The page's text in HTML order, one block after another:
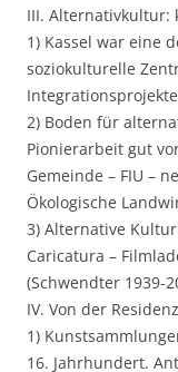
III. Alternativkultur:
1) Kassel war eine
soziokulturelle
2) Boden für
Pionierarbeit gut
Gemeinde – FIU –
Ökologische
3) Alternative
Caricatura –
(Schwendter 1939-
IV. Von der
1)
16. Jahrhundert.